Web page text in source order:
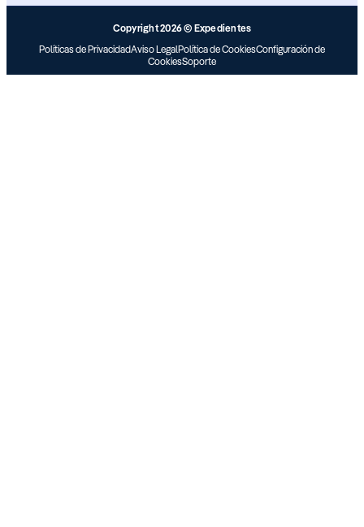
Copyright 2026 © Expedientes
Políticas de PrivacidadAviso LegalPolítica de CookiesConfiguración de
CookiesSoporte